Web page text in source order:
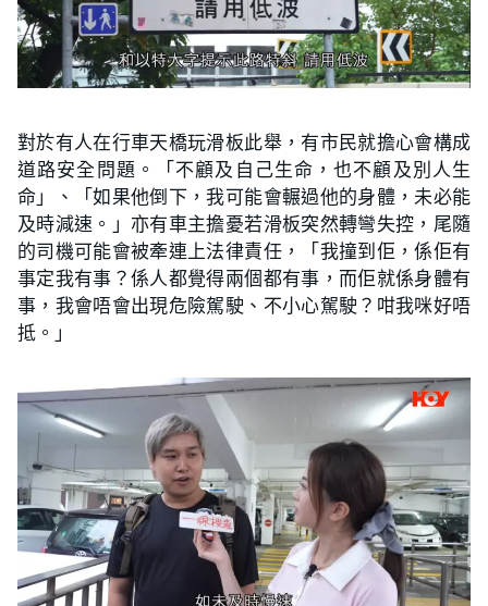
對於有人在行車天橋玩滑板此舉，有市民就擔心會構成
道路安全問題。「不顧及自己生命，也不顧及別人生
命」、「如果他倒下，我可能會輾過他的身體，未必能
及時減速。」亦有車主擔憂若滑板突然轉彎失控，尾隨
的司機可能會被牽連上法律責任，「我撞到佢，係佢有
事定我有事？係人都覺得兩個都有事，而佢就係身體有
事，我會唔會出現危險駕駛、不小心駕駛？咁我咪好唔
抵。」